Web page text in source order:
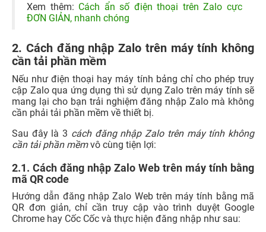
Xem thêm: Cách ẩn số điện thoại trên Zalo cực
ĐƠN GIẢN, nhanh chóng
2. Cách đăng nhập Zalo trên máy tính không
cần tải phần mềm
Nếu như điện thoại hay máy tính bảng chỉ cho phép truy
cập Zalo qua ứng dụng thì sử dụng Zalo trên máy tính sẽ
mang lại cho bạn trải nghiệm đăng nhập Zalo mà không
cần phải tải phần mềm về thiết bị.
Sau đây là 3 cách đăng nhập Zalo trên máy tính không
cần tải phần mềmvô cùng tiện lợi:
2.1. Cách đăng nhập Zalo Web trên máy tính bằng
mã QR code
Hướng dẫn đăng nhập Zalo Web trên máy tính bằng mã
QR đơn giản, chỉ cần truy cập vào trình duyệt Google
Chrome hay Cốc Cốc và thực hiện đăng nhập như sau: